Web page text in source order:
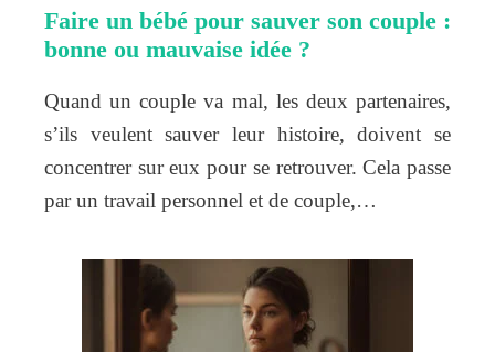
Faire un bébé pour sauver son couple :
bonne ou mauvaise idée ?
Quand un couple va mal, les deux partenaires,
s’ils veulent sauver leur histoire, doivent se
concentrer sur eux pour se retrouver. Cela passe
par un travail personnel et de couple,…